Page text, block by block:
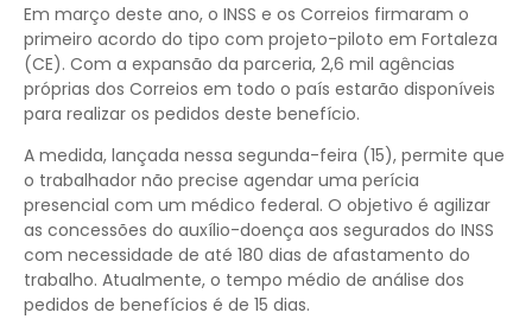
Em março deste ano, o INSS e os Correios firmaram o
primeiro acordo do tipo com projeto-piloto em Fortaleza
(CE). Com a expansão da parceria, 2,6 mil agências
próprias dos Correios em todo o país estarão disponíveis
para realizar os pedidos deste benefício.
A medida, lançada nessa segunda-feira (15), permite que
o trabalhador não precise agendar uma perícia
presencial com um médico federal. O objetivo é agilizar
as concessões do auxílio-doença aos segurados do INSS
com necessidade de até 180 dias de afastamento do
trabalho. Atualmente, o tempo médio de análise dos
pedidos de benefícios é de 15 dias.